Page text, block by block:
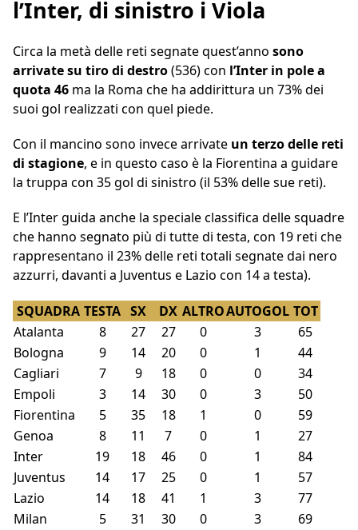
l’Inter, di sinistro i Viola
Circa la metà delle reti segnate quest’anno sono
arrivate su tiro di destro(536) con l’Inter in pole a
quota 46 ma la Roma che ha addirittura un 73% dei
suoi gol realizzati con quel piede.
Con il mancino sono invece arrivate un terzo delle reti
di stagione, e in questo caso è la Fiorentina a guidare
la truppa con 35 gol di sinistro (il 53% delle sue reti).
E l’Inter guida anche la speciale classifica delle squadre
che hanno segnato più di tutte di testa, con 19 reti che
rappresentano il 23% delle reti totali segnate dai nero
azzurri, davanti a Juventus e Lazio con 14 a testa).
SQUADRA TESTA SX DX ALTROAUTOGOL TOT
Atalanta
8 27 27 0 3
65
Bologna
9 14 20 0 1
44
Cagliari
7 9 18 0 0
34
Empoli
3 14 30 0 3
50
Fiorentina
5 35 18 1 0
59
Genoa
8 11 7 0 1
27
Inter
19 18 46 0 1
84
Juventus
14 17 25 0 1
57
Lazio
14 18 41 1 3
77
Milan
5 31 30 0 3
69